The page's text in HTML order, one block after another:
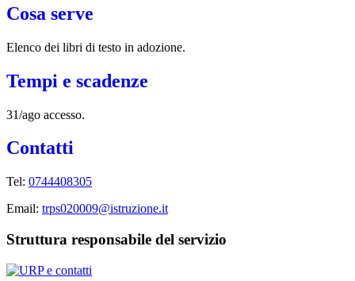
Cosa serve
Elenco dei libri di testo in adozione.
Tempi e scadenze
31/ago accesso.
Contatti
Tel: 0744408305
Email: trps020009@istruzione.it
Struttura responsabile del servizio